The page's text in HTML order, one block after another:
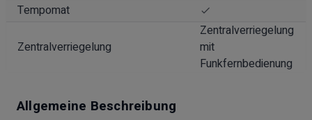
Tempomat
Zentralverriegelung
Zentralverriegelung
mit
Funkfernbedienung
Allgemeine Beschreibung